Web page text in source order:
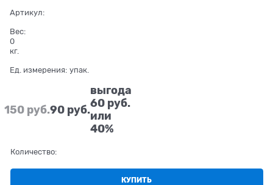
Артикул:
Вес:
0
кг.
Ед. измерения: упак.
150 руб.90 руб.
выгода
60 руб.
или
40%
Количество:
КУПИТЬ